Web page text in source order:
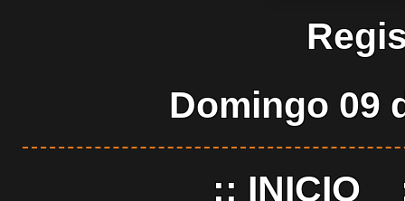
Domingo 09
:: INICIO